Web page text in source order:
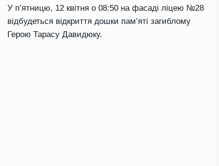
У п’ятницю, 12 квітня о 08:50 на фасаді ліцею №28
відбудеться відкриття дошки пам’яті загиблому
Герою Тарасу Давидюку.